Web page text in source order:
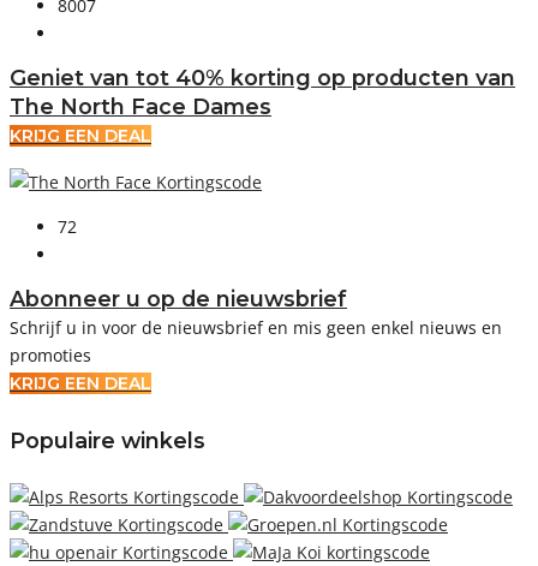
8007
Geniet van tot 40% korting op producten van
The North Face Dames
KRIJG EEN DEAL
72
Abonneer u op de nieuwsbrief
Schrijf u in voor de nieuwsbrief en mis geen enkel nieuws en
promoties
KRIJG EEN DEAL
Populaire winkels